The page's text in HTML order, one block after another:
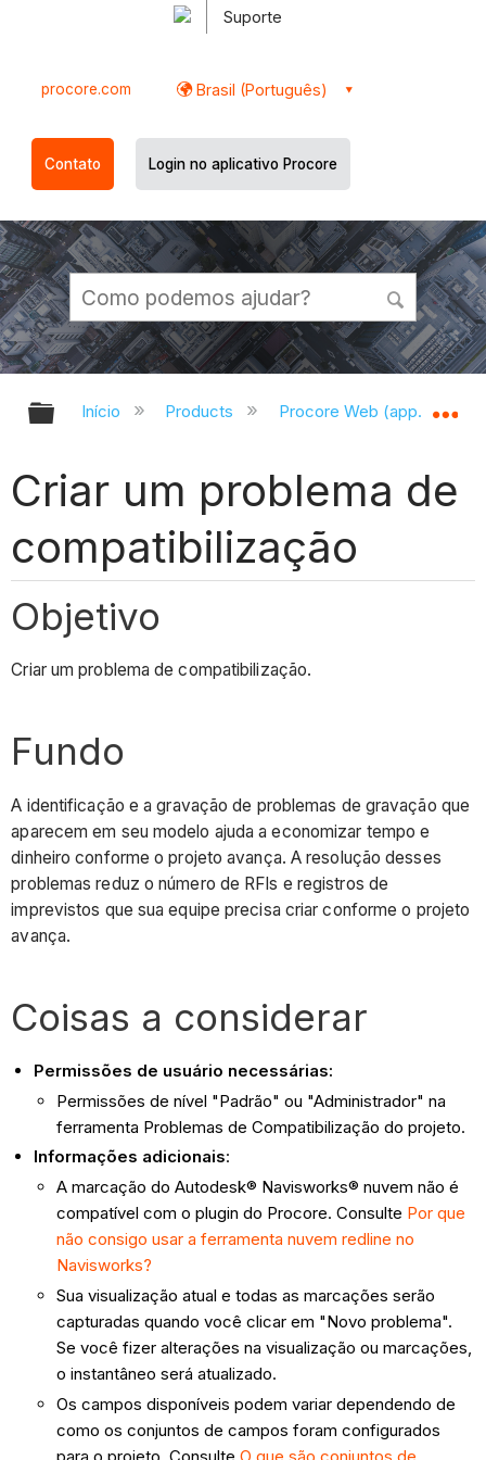
Suporte
procore.com Brasil (Português)
Contato Login no aplicativo Procore
Expandir/recolher hierarquia
Início Products Procore Web
Criar um problema de
compatibilização
Objetivo
Criar um problema de compatibilização.
Fundo
A identificação e a gravação de problemas de gravação que
aparecem em seu modelo ajuda a economizar tempo e
dinheiro conforme o projeto avança. A resolução desses
problemas reduz o número de RFIs e registros de
imprevistos que sua equipe precisa criar conforme o projeto
avança.
Coisas a considerar
Permissões de usuário necessárias:
Permissões de nível "Padrão" ou "Administrador" na
ferramenta Problemas de Compatibilização do projeto.
Informações adicionais:
A marcação do Autodesk® Navisworks® nuvem não é
compatível com o plugin do Procore. Consulte Por que
não consigo usar a ferramenta nuvem redline no
Navisworks?
Sua visualização atual e todas as marcações serão
capturadas quando você clicar em "Novo problema".
Se você fizer alterações na visualização ou marcações,
o instantâneo será atualizado.
Os campos disponíveis podem variar dependendo de
como os conjuntos de campos foram configurados